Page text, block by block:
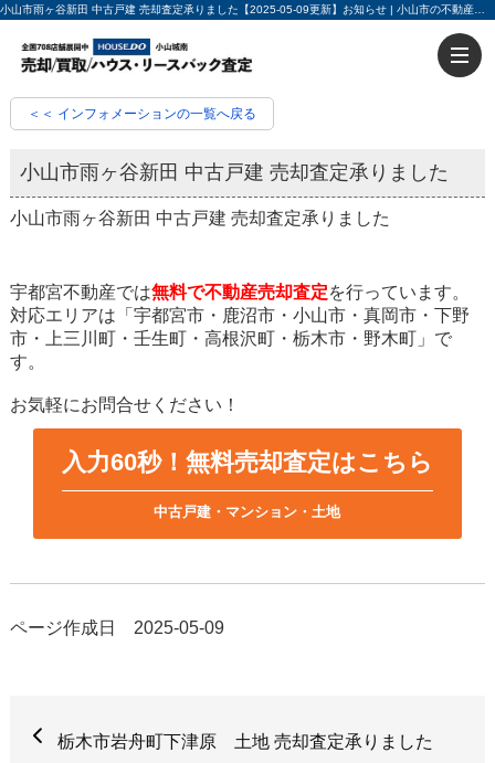
＜＜ インフォメーションの一覧へ戻る
小山市雨ヶ谷新田 中古戸建 売却査定承りました
小山市雨ヶ谷新田 中古戸建 売却査定承りました
宇都宮不動産では無料で不動産売却査定を行っています。
対応エリアは「宇都宮市・鹿沼市・小山市・真岡市・下野
市・上三川町・壬生町・高根沢町・栃木市・野木町」で
す。
お気軽にお問合せください！
入力60秒！無料売却査定はこちら
中古戸建・マンション・土地
ページ作成日 2025-05-09
栃木市岩舟町下津原 土地 売却査定承りました